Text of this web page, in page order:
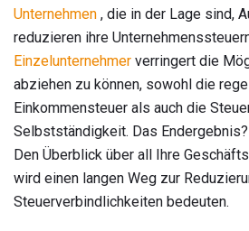
Unternehmen , die in der Lage sind,
reduzieren ihre
Einzelunternehmer verringert die
abziehen zu können, sowohl die
Einkommensteuer als auch die
Selbstständigkeit. Das Endergebnis?
Den Überblick über all Ihre
wird einen langen Weg zur
Steuerverbindlichkeiten bedeuten.